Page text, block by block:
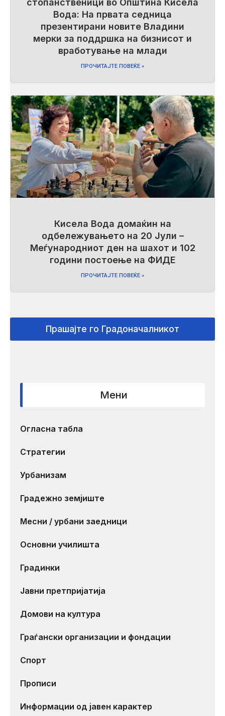
стопанственици во Општина Кисела
Вода: На првата седница
презентирани новите Владини
мерки за поддршка на бизнисот и
вработување на млади
ПРОЧИТАЈТЕ ПОВЕЌЕ »
Кисела Вода домаќин на
одбележувањето на 20 Јули –
Меѓународниот ден на шахот и 102
години постоење на ФИДЕ
ПРОЧИТАЈТЕ ПОВЕЌЕ »
Прашајте го Градоначалникот
Мени
Огласна табла
Стратегии
Урбанизам
Градежно земјиште
Месни / урбани заедници
Основни училишта
Градинки
Јавни претпријатија
Домови на култура
Граѓански организации и фондации
Спорт
Прописи
Информации од јавен карактер